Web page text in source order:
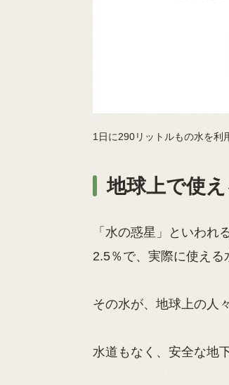
1日に290リットルもの水を利
地球上で使
「水の惑星」といわ
2.5％で、実際に使える
その水が、地球上の人
水道もなく、安全な地